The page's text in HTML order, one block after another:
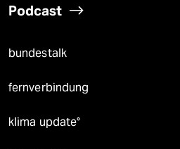
Podcast
bundestalk
fernverbindung
klima update°